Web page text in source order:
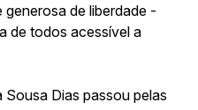
generosa de liberdade -
de todos acessível a
Dias passou pelas